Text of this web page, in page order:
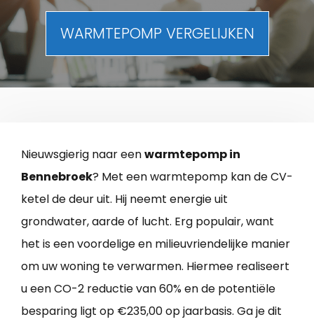
WARMTEPOMP VERGELIJKEN
Nieuwsgierig naar eenwarmtepomp in
Bennebroek? Met een warmtepomp kan de CV-
ketel de deur uit. Hij neemt energie uit
grondwater, aarde of lucht. Erg populair, want
het is een voordelige en milieuvriendelijke manier
om uw woning te verwarmen. Hiermee realiseert
u een CO-2 reductie van 60% en de potentiële
besparing ligt op €235,00 op jaarbasis. Ga je dit